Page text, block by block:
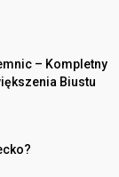
– Kompletny
Biustu